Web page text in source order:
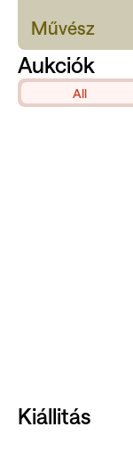
Művész
Aukciók
All
Kiállitás